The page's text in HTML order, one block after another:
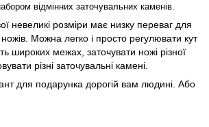
відмінних заточувальних каменів.
невеликі розміри має низку переваг для
Можна легко і просто регулювати кут
широких межах, заточувати ножі різної
різні заточувальні камені.
для подарунка дорогій вам людині. Або